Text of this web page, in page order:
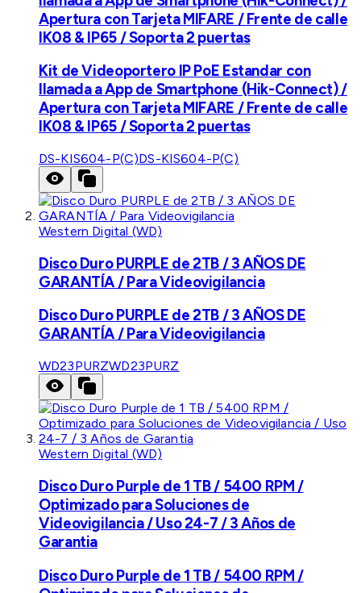
Apertura con Tarjeta MIFARE / Frente de calle
IK08 & IP65 / Soporta 2 puertas
Kit de Videoportero IP PoE Estandar con
llamada a App de Smartphone (Hik-Connect) /
Apertura con Tarjeta MIFARE / Frente de calle
IK08 & IP65 / Soporta 2 puertas
DS-KIS604-P(C)DS-KIS604-P(C)
Western Digital (WD)
Disco Duro PURPLE de 2TB / 3 AÑOS DE
GARANTÍA / Para Videovigilancia
Disco Duro PURPLE de 2TB / 3 AÑOS DE
GARANTÍA / Para Videovigilancia
WD23PURZWD23PURZ
Western Digital (WD)
Disco Duro Purple de 1 TB / 5400 RPM /
Optimizado para Soluciones de
Videovigilancia / Uso 24-7 / 3 Años de
Garantia
Disco Duro Purple de 1 TB / 5400 RPM /